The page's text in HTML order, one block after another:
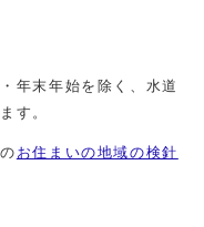
年末年始を除く、水道
す。
お住まいの地域の検針